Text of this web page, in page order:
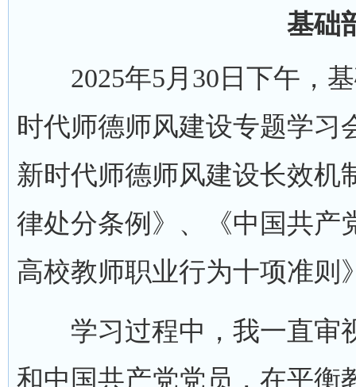
基础
2025年5月30日下午，基
时代师德师风建设专题学习
新时代师德师风建设长效机
律处分条例》、《中国共产
高校教师职业行为十项准则
学习过程中，我一直审
和中国共产党党员，在平衡